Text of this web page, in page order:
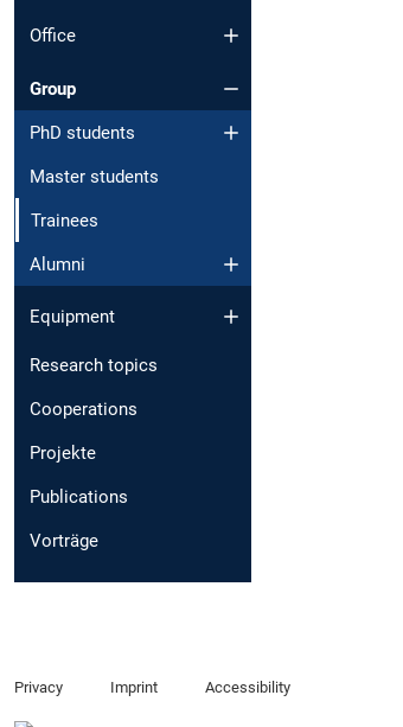
Office
Group
PhD students
Master students
Trainees
Alumni
Equipment
Research topics
Cooperations
Projekte
Publications
Vorträge
Privacy Imprint Accessibility